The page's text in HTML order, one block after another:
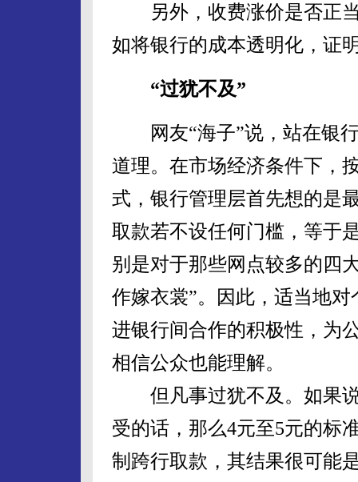
另外，收费涨价是否正当
如将银行的成本透明化，证
“过犹不及”
网友“海子”说，站在银行
道理。在市场经济条件下，
式，银行管理层首先想的是
取款若不设任何门槛，等于
别是对于那些网点较多的四
作嫁衣裳”。因此，适当地
进银行间合作的积极性，为
相信公众也能理解。
但凡事过犹不及。如果说
受的话，那么4元至5元的标
制跨行取款，其结果很可能